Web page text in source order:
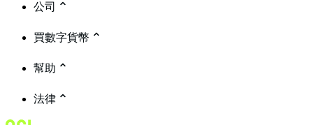
公司
買數字貨幣
幫助
法律